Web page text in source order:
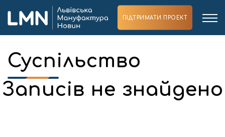
ПІДТРИМАТИ ПРОЕКТ
Суспільство
Записів не знайдено